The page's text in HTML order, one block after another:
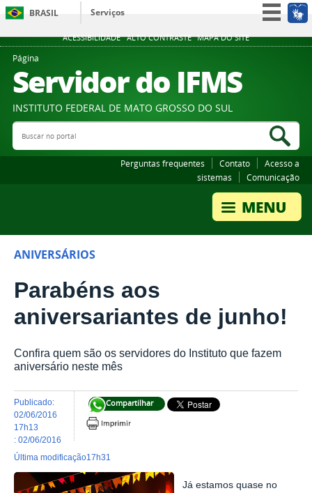
ACESSIBILIDADE ALTO CONTRASTE MAPA DO SITE
BRASIL
Serviços
Participe
Legislação
Canais
Página
Servidor do IFMS
INSTITUTO FEDERAL DE MATO GROSSO DO SUL
Buscar no portal
Perguntas frequentes Contato
Acesso a
sistemas
Comunicação
ANIVERSÁRIOS
Parabéns aos
aniversariantes de junho!
Confira quem são os servidores do Instituto que fazem
aniversário neste mês
Compartilhar
publicado:
02/06/2016
17h13
última modificação
: 02/06/2016
17h31
Já estamos quase no